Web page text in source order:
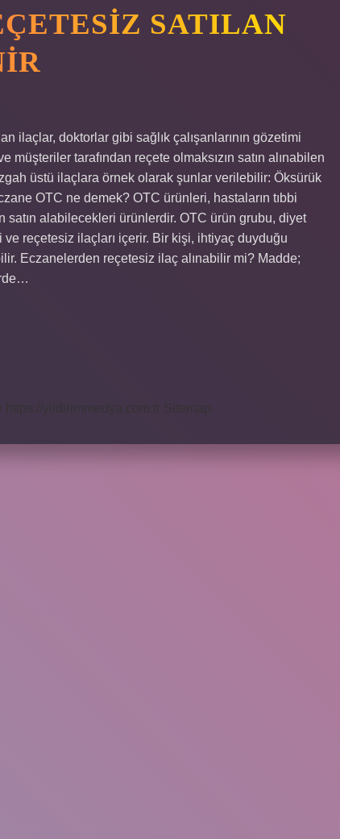
SATILAN
ilaçlar, doktorlar gibi sağlık çalışanlarının gözetimi
tarafından reçete olmaksızın satın alınabilen
üstü ilaçlara örnek olarak şunlar verilebilir: Öksürük
OTC ne demek? OTC ürünleri, hastaların tıbbi
alabilecekleri ürünlerdir. OTC ürün grubu, diyet
reçetesiz ilaçları içerir. Bir kişi, ihtiyaç duyduğu
Eczanelerden reçetesiz ilaç alınabilir mi? Madde;